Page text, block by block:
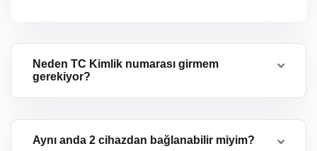
Neden TC Kimlik numarası girmem
gerekiyor?
Aynı anda 2 cihazdan bağlanabilir miyim?